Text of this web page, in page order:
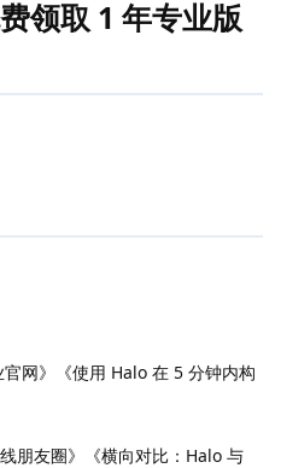
领取 1 年专业版
官网》《使用 Halo 在 5 分钟内构
朋友圈》《横向对比：Halo 与